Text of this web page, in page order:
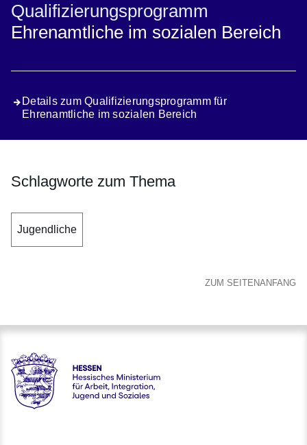
Qualifizierungsprogramm
Ehrenamtliche im sozialen Bereich
Details zum Qualifizierungsprogramm für
Ehrenamtliche im sozialen Bereich
Schlagworte zum Thema
Jugendliche
ZUM SEITENANFANG
Hessen - Hessisches Ministerium für Arbeit, Integration,